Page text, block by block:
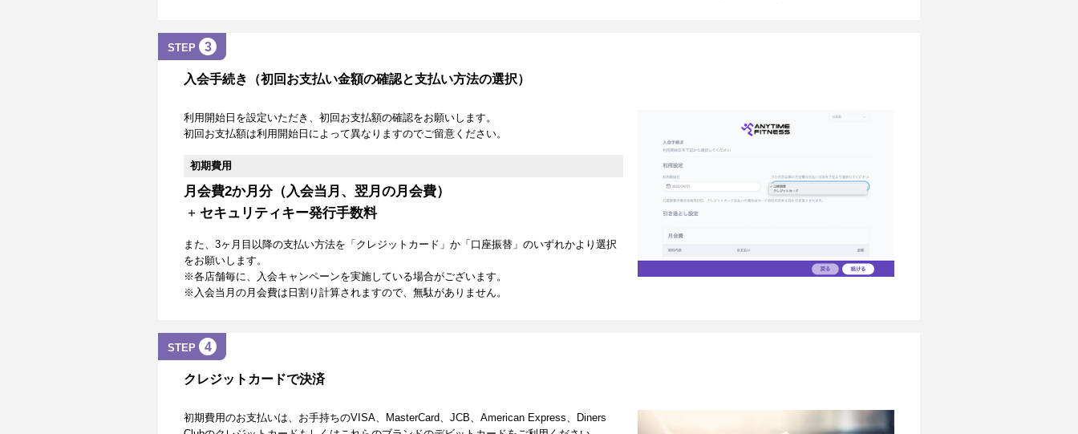
STEP 3
入会手続き（初回お支払い金額の確認と支払い方法の選択）
利用開始日を設定いただき、初回お支払額の確認をお願いします。
初回お支払額は利用開始日によって異なりますのでご留意ください。
初期費用
月会費2か月分（入会当月、翌月の月会費）
+ セキュリティキー発行手数料
また、3ヶ月目以降の支払い方法を「クレジットカード」か「口座振替」のいずれかより選択
をお願いします。
※各店舗毎に、入会キャンペーンを実施している場合がございます。
※入会当月の月会費は日割り計算されますので、無駄がありません。
STEP 4
クレジットカードで決済
初期費用のお支払いは、お手持ちのVISA、MasterCard、JCB、American Express、Diners